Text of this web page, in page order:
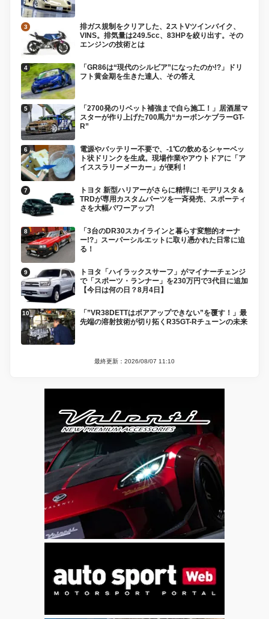
排ガス規制をクリアした、2ストVツインバイク、
VINS。排気量は249.5cc、83HPを絞り出す。その
エンジンの技術とは
「GR86は“現代のシルビア”になったのか!?」ドリ
フト黄金期を生きた達人、その答え
「2700発のリベット補強まで自ら施工！」居酒屋マ
スターが作り上げた700馬力“カーボンケブラーGT-
R”
電源やバッテリー不要で、-1℃の飲めるシャーベッ
ト状ドリンクを生成。現場作業やアウトドアに「ア
イススラリーメーカー」が便利！
トヨタ 新型ハリアーがさらに精悍に! モデリスタ＆
TRDが専用カスタムパーツを一斉発売、スポーティ
さを大幅パワーアップ!
「3台のDR30スカイラインと暮らす変態的オーナ
ー!?」スーパーシルエットに取り憑かれた日常に迫
る！
トヨタ「ハイラックスサーフ」がマイナーチェンジ
で「スポーツ・ランナー」を230万円で3代目に追加
【今日は何の日？8月4日】
「”VR38DETTはボアアップできない”を覆す！」最
先端の溶射技術が切り拓くR35GT-Rチューンの未来
最終更新：2026/08/07 11:10